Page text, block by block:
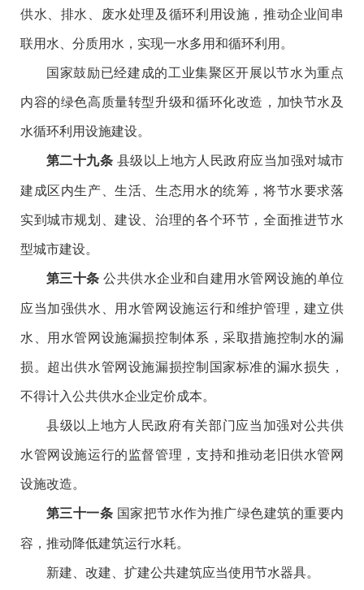
供水、排水、废水处理及循环利用设施，推动企业间串
联用水、分质用水，实现一水多用和循环利用。
国家鼓励已经建成的工业集聚区开展以节水为重点
内容的绿色高质量转型升级和循环化改造，加快节水及
水循环利用设施建设。
第二十九条 县级以上地方人民政府应当加强对城市
建成区内生产、生活、生态用水的统筹，将节水要求落
实到城市规划、建设、治理的各个环节，全面推进节水
型城市建设。
第三十条 公共供水企业和自建用水管网设施的单位
应当加强供水、用水管网设施运行和维护管理，建立供
水、用水管网设施漏损控制体系，采取措施控制水的漏
损。超出供水管网设施漏损控制国家标准的漏水损失，
不得计入公共供水企业定价成本。
县级以上地方人民政府有关部门应当加强对公共供
水管网设施运行的监督管理，支持和推动老旧供水管网
设施改造。
第三十一条 国家把节水作为推广绿色建筑的重要内
容，推动降低建筑运行水耗。
新建、改建、扩建公共建筑应当使用节水器具。